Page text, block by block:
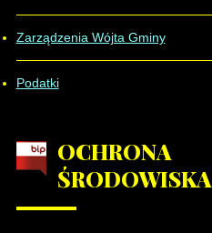
Zarządzenia Wójta Gminy
Podatki
OCHRONA
ŚRODOWISKA